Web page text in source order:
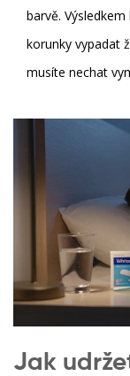
barvě.
korunky vypadat
musíte nechat
Jak